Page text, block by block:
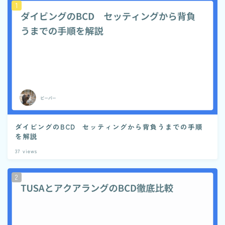
ダイビングのBCD セッティングから背負うまでの手順
を解説
37 views